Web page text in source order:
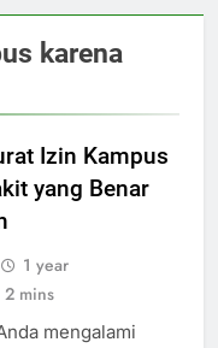
karena
Izin Kampus
yang Benar
1 year
2 mins
mengalami